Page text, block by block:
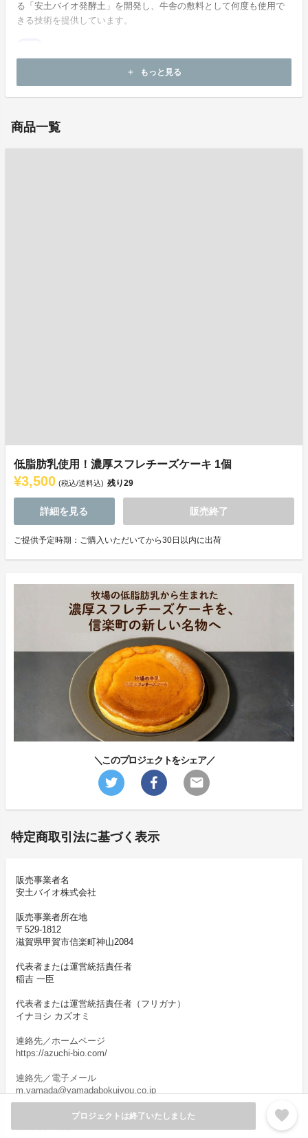
プロジェクトは終了いたしました favorite
る「安土バイオ発酵土」を開発し、牛舎の敷料として何度も使用で
きる技術を提供しています。
add もっと見る
商品一覧
低脂肪乳使用！濃厚スフレチーズケーキ 1個
¥3,500 (税込/送料込) 残り29
詳細を見る 販売終了
ご提供予定時期：ご購入いただいてから30日以内に出荷
＼このプロジェクトをシェア／
特定商取引法に基づく表示
販売事業者名
安土バイオ株式会社
販売事業者所在地
〒529-1812
滋賀県甲賀市信楽町神山2084
代表者または運営統括責任者
稲吉 一臣
代表者または運営統括責任者（フリガナ）
イナヨシ カズオミ
連絡先／ホームページ
https://azuchi-bio.com/
連絡先／電子メール
m.yamada@yamadabokujyou.co.jp
0748-69-7463